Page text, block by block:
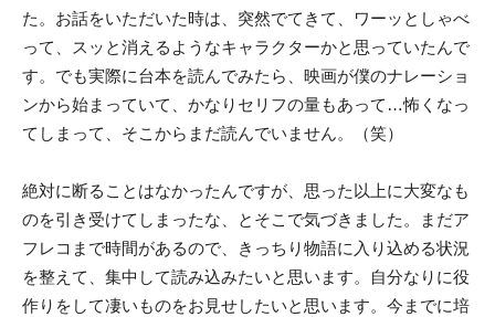
た。お話をいただいた時は、突然でてきて、ワーッとしゃべ
って、スッと消えるようなキャラクターかと思っていたんで
す。でも実際に台本を読んでみたら、映画が僕のナレーショ
ンから始まっていて、かなりセリフの量もあって…怖くなっ
てしまって、そこからまだ読んでいません。（笑）
絶対に断ることはなかったんですが、思った以上に大変なも
のを引き受けてしまったな、とそこで気づきました。まだア
フレコまで時間があるので、きっちり物語に入り込める状況
を整えて、集中して読み込みたいと思います。自分なりに役
作りをして凄いものをお見せしたいと思います。今までに培